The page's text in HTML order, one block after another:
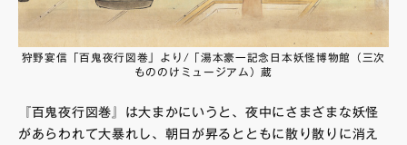
狩野宴信「百鬼夜行図巻」より/「湯本豪一記念日本妖怪博物館（三次
もののけミュージアム）蔵
『百鬼夜行図巻』は大まかにいうと、夜中にさまざまな妖怪
があらわれて大暴れし、朝日が昇るとともに散り散りに消え